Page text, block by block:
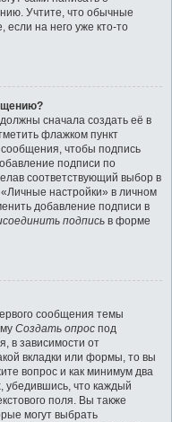
Учтите, что обычные
если на него уже кто-то
сначала создать её в
флажком пункт
чтобы подпись
подписи по
соответствующий выбор в
настройки» в личном
добавление подписи в
подпись в форме
сообщения темы
Создать опрос под
в зависимости от
вкладки или формы, то вы
вопрос и как минимум два
убедившись, что каждый
поля. Вы также
могут выбрать